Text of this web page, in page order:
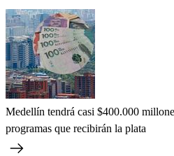
Medellín tendrá casi $400.000
programas que recibirán la plata